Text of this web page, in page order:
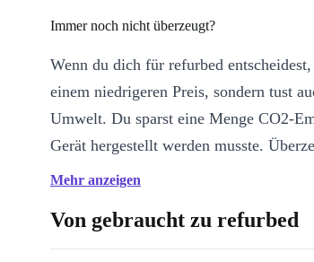
Immer noch nicht überzeugt?
Wenn du dich für refurbed
einem niedrigeren Preis, sondern tust
Umwelt. Du sparst eine Menge CO2-
Gerät hergestellt werden musste.
es noch heute!
Mehr anzeigen
Von gebraucht zu refurbed